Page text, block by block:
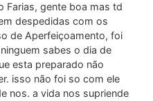
Farias, gente boa mas td
despedidas com os
de Aperfeiçoamento, foi
sabes o dia de
esta preparado não
isso não foi so com ele
nos. a vida nos supriende